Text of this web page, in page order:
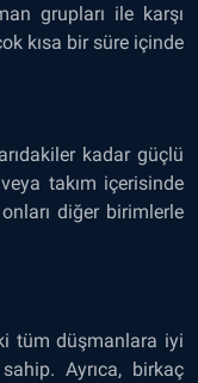
grupları ile karşı
kısa bir süre içinde
kadar güçlü
takım içerisinde
diğer birimlerle
tüm düşmanlara iyi
Ayrıca, birkaç